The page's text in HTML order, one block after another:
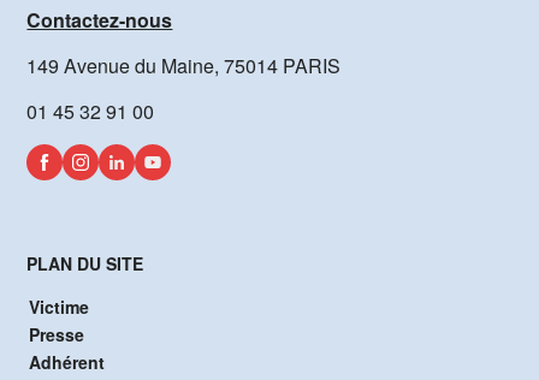
Contactez-nous
149 Avenue du Maine, 75014 PARIS
01 45 32 91 00
PLAN DU SITE
Victime
Presse
Adhérent